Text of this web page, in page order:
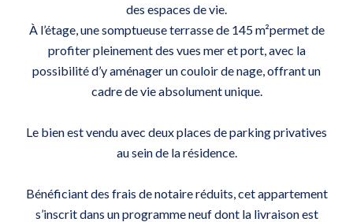
des espaces de vie.
À l’étage, une somptueuse terrasse de 145 m²permet de
profiter pleinement des vues mer et port, avec la
possibilité d’y aménager un couloir de nage, offrant un
cadre de vie absolument unique.
Le bien est vendu avec deux places de parking privatives
au sein de la résidence.
Bénéficiant des frais de notaire réduits, cet appartement
s’inscrit dans un programme neuf dont la livraison est